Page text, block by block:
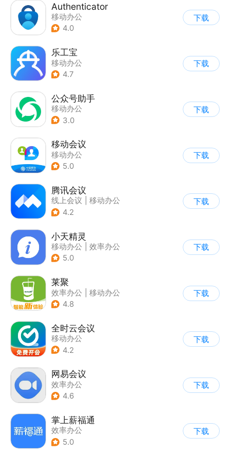
Authenticator
移动办公
4.0
下载
乐工宝
移动办公
4.7
下载
公众号助手
移动办公
3.0
下载
移动会议
移动办公
5.0
下载
腾讯会议
线上会议
移动办公
4.2
下载
小天精灵
移动办公
效率办公
5.0
下载
莱聚
效率办公
移动办公
4.8
下载
全时云会议
移动办公
4.2
下载
网易会议
效率办公
4.6
下载
掌上薪福通
效率办公
5.0
下载